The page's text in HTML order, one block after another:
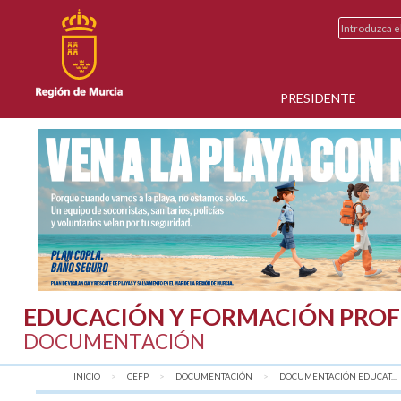
PRESIDENTE
EDUCACIÓN Y FORMACIÓN
DOCUMENTACIÓN
INICIO CEFP DOCUMENTACIÓN DOCUMENTACIÓN EDUCAT...